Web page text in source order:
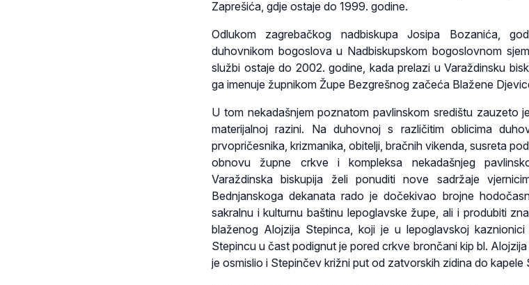
Zaprešića, gdje ostaje do 1999. godine.
Odlukom zagrebačkog nadbiskupa Josipa Bozanića,
duhovnikom bogoslova u Nadbiskupskom bogoslovnom
službi ostaje do 2002. godine, kada prelazi u Varaždinsku
ga imenuje župnikom Župe Bezgrešnog začeća Blažene
U tom nekadašnjem poznatom pavlinskom središtu zauzeto
materijalnoj razini. Na duhovnoj s različitim oblicima
prvopričesnika, krizmanika, obitelji, bračnih vikenda, susreta
obnovu župne crkve i kompleksa nekadašnjeg
Varaždinska biskupija želi ponuditi nove sadržaje
Bednjanskoga dekanata rado je dočekivao brojne
sakralnu i kulturnu baštinu lepoglavske župe, ali i produbiti
blaženog Alojzija Stepinca, koji je u lepoglavskoj
Stepincu u čast podignut je pored crkve brončani kip bl.
je osmislio i Stepinčev križni put od zatvorskih zidina do kapele